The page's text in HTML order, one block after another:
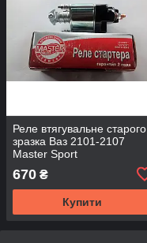
Реле втягувальне старого
зразка Ваз 2101-2107
Master Sport
670 ₴
Купити